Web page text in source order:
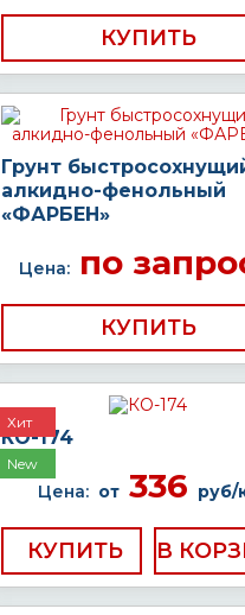
КУПИТЬ
Грунт
алкидно-фенольный
«ФАРБЕН»
Цена:по
КУПИТЬ
Хит
New
КО-174
Цена: от 336 руб/
КУПИТЬ